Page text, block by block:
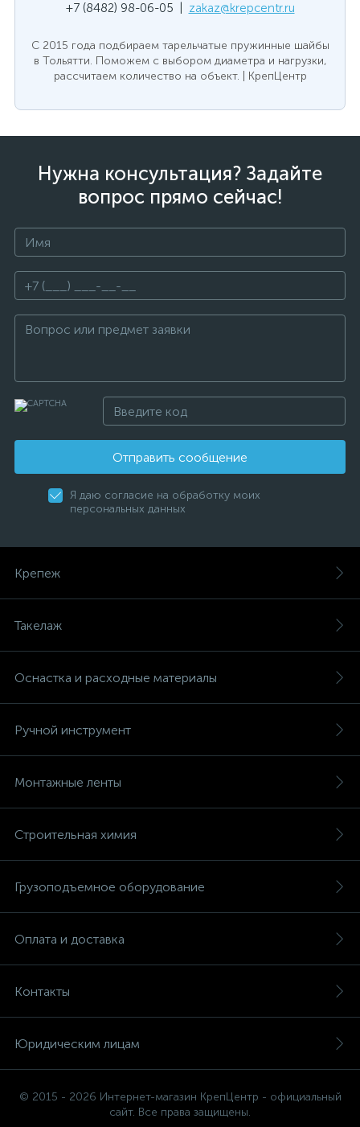
+7 (8482) 98-06-05 | zakaz@krepcentr.ru
С 2015 года подбираем тарельчатые пружинные шайбы
в Тольятти. Поможем с выбором диаметра и нагрузки,
рассчитаем количество на объект. | КрепЦентр
Нужна консультация? Задайте
вопрос прямо сейчас!
Отправить сообщение
Я даю согласие на обработку моих
персональных данных
Крепеж
Такелаж
Оснастка и расходные материалы
Ручной инструмент
Монтажные ленты
Строительная химия
Грузоподъемное оборудование
Оплата и доставка
Контакты
Юридическим лицам
© 2015 - 2026 Интернет-магазин КрепЦентр - официальный
сайт. Все права защищены.